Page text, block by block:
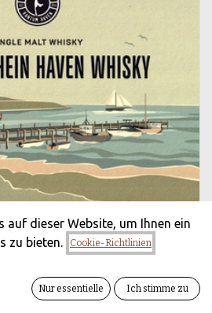
Anteilschein 2023/2027
auf dieser Website, um Ihnen ein
zu bieten.
Cookie-Richtlinien
Nur essentielle Ich stimme zu